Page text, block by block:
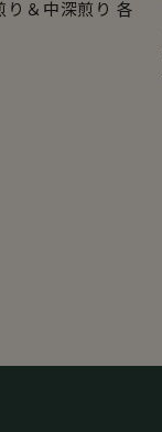
り＆中深煎り 各